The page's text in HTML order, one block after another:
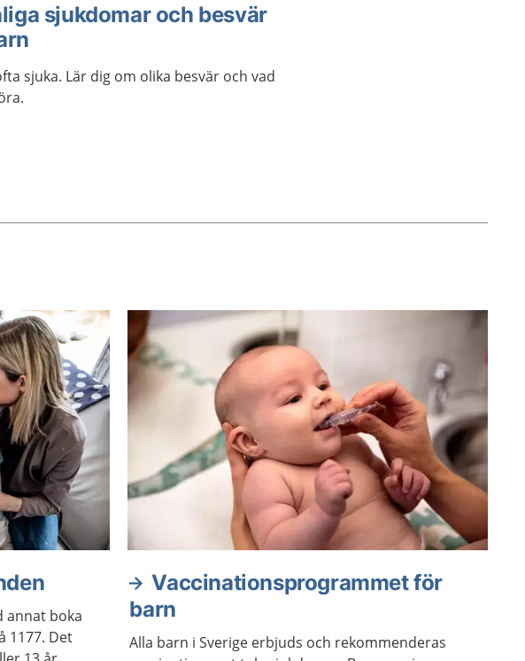
sjukdomar och besvär
sjuka. Lär dig om olika besvär och vad
annat boka
1177. Det
Vaccinationsprogrammet för
barn
Alla barn i Sverige erbjuds och rekommenderas